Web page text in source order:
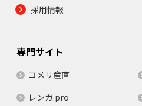
採用情報
専門サイト
コメリ産直
レンガ.pro